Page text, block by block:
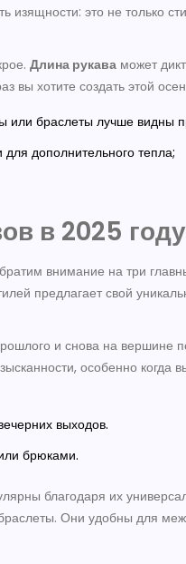
изящности: это не только
Длина рукава может
вы хотите создать этой
или браслеты лучше видны
дополнительного тепла;
в 2025 году
внимание на три
предлагает свой
и снова на вершине
особенно когда
выходов.
брюками.
благодаря их
Они удобны для